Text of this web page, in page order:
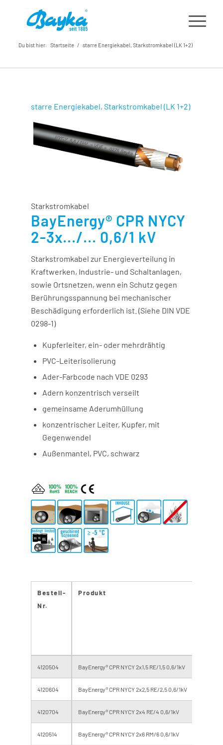
Du bist hier: Startseite / starre Energiekabel, Starkstromkabel (LK 1+2)
starre Energiekabel, Starkstromkabel (LK 1+2)
Starkstromkabel
BayEnergy® CPR NYCY
2-3x.../... 0,6/1 kV
Starkstromkabel zur Energieverteilung in
Kraftwerken, Industrie- und Schaltanlagen,
sowie Ortsnetzen, wenn ein Schutz gegen
Berührungsspannung bei mechanischer
Beschädigung erforderlich ist. (Siehe DIN VDE
0298-1)
Kupferleiter, ein- oder mehrdrähtig
PVC-Leiterisolierung
Ader-Farbcode nach VDE 0293
Adern konzentrisch verseilt
gemeinsame Aderumhüllung
konzentrischer Leiter, Kupfer, mit
Gegenwendel
Außenmantel, PVC, schwarz
Bestell-
Nr.
Produkt
4120504 BayEnergy® CPR NYCY 2x1,5 RE/1,5 0,6/1kV
4120604 BayEnergy® CPR NYCY 2x2,5 RE/2,5 0,6/1kV
4120704 BayEnergy® CPR NYCY 2x4 RE/4 0,6/1kV
4120514 BayEnergy® CPR NYCY 2x6 RM/6 0,6/1kV